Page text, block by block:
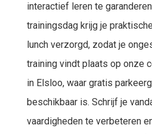
interactief leren te
trainingsdag krijg je
lunch verzorgd, zodat je
training vindt plaats op onze
in Elsloo, waar gratis
beschikbaar is. Schrijf je
vaardigheden te verbeteren